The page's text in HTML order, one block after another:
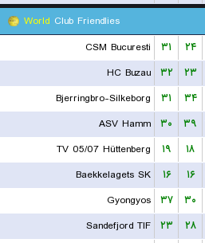
World Club Friendlies
CSM Bucuresti
۳۱ ۲۴
HC Buzau
۳۲ ۲۳
Bjerringbro-Silkeborg
۳۱ ۳۴
ASV Hamm
۳۰ ۳۹
TV 05/07 Hüttenberg
۱۹ ۱۸
Baekkelagets SK
۱۶ ۱۶
Gyongyos
۳۷ ۳۰
Sandefjord TIF
۲۳ ۲۸